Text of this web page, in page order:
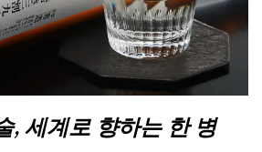
, 세계로 향하는 한 병